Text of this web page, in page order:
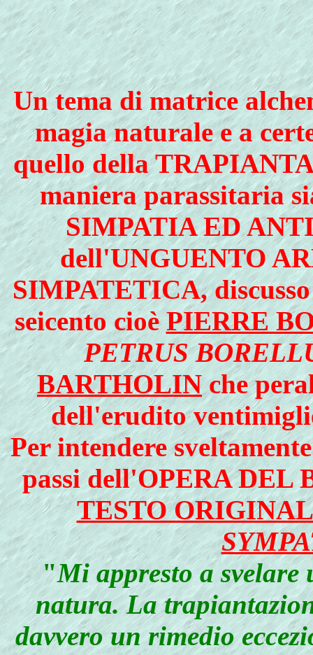
Un tema di matrice
magia naturale e a
quello della
maniera parassitaria
SIMPATIA ED
dell'UNGUENTO
SIMPATETICA,
seicento cioèPIERRE
PETRUS
BARTHOLINche
dell'erudito
Per intendere
passi dell'OPERA DEL
TESTO
"Mi appresto a
natura. La
davvero un rimedio